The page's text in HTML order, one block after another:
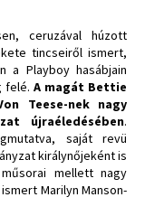
ceruzával húzott
tincseiről ismert,
a Playboy hasábjain
felé. A magát Bettie
Teese-nek nagy
újraéledésében.
saját revü
királynőjeként is
mellett nagy
Marilyn Manson-